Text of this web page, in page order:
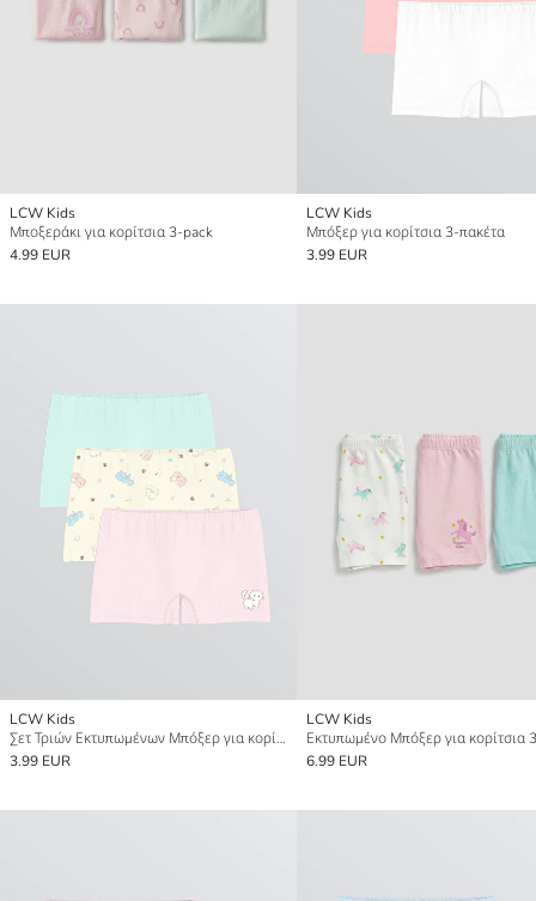
LCW Kids
Μποξεράκι για κορίτσια 3-pack
4.99 EUR
LCW Kids
Μπόξερ για κορίτσια 3-πακέτα
3.99 EUR
LCW Kids
Σετ Τριών Εκτυπωμένων Μπόξερ για κορίτσια
3.99 EUR
LCW Kids
6.99 EUR